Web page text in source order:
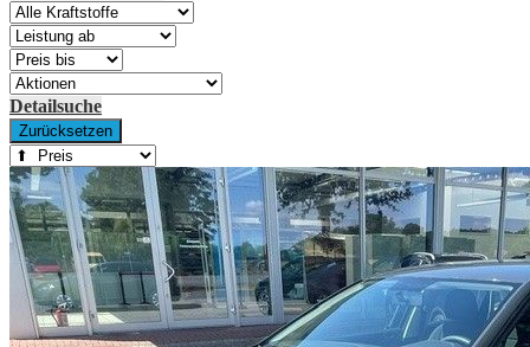
Unternehmen
Detailsuche
Zurücksetzen